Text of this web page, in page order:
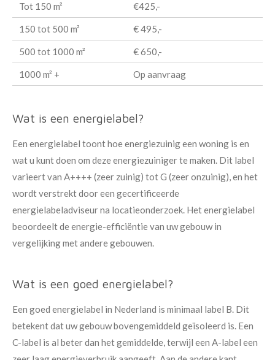
Tot 150 m²
€425,-
150 tot 500 m² € 495,-
500 tot 1000 m² € 650,-
1000 m² + Op aanvraag
Wat is een energielabel?
Een energielabel toont hoe energiezuinig een woning is en
wat u kunt doen om deze energiezuiniger te maken. Dit label
varieert van A++++ (zeer zuinig) tot G (zeer onzuinig), en het
wordt verstrekt door een gecertificeerde
energielabeladviseur na locatieonderzoek. Het energielabel
beoordeelt de energie-efficiëntie van uw gebouw in
vergelijking met andere gebouwen.
Wat is een goed energielabel?
Een goed energielabel in Nederland is minimaal label B. Dit
betekent dat uw gebouw bovengemiddeld geïsoleerd is. Een
C-label is al beter dan het gemiddelde, terwijl een A-label een